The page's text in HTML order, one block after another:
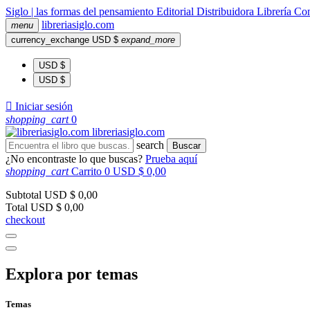
Siglo | las formas del pensamiento Editorial Distribuidora Librería
menu libreriasiglo.com
currency_exchange USD $ expand_more
USD $
USD $
 Iniciar sesión
shopping_cart 0
libreriasiglo.com
search
Buscar
¿No encontraste lo que buscas? Prueba aquí
shopping_cart Carrito 0 USD $ 0,00
Subtotal USD $ 0,00
Total USD $ 0,00
checkout
Explora por temas
Temas